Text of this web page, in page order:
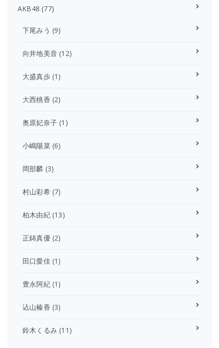
AKB48 (77)
下尾みう (9)
向井地美音 (12)
大盛真歩(1)
大西桃香 (2)
奥原妃奈子 (1)
小嶋陽菜(6)
岡部麟 (3)
村山彩希(7)
柏木由紀(13)
正鋳真優(2)
田口愛佳(1)
豊永阿紀(1)
込山榛香 (3)
鈴木くるみ (11)